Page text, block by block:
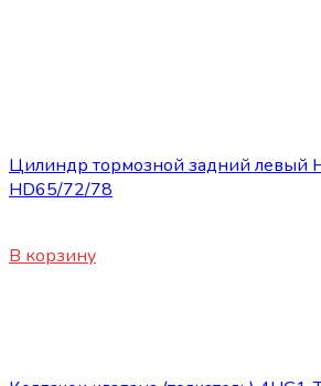
Цилиндр тормозной задний левый
HD65/72/78
В корзину